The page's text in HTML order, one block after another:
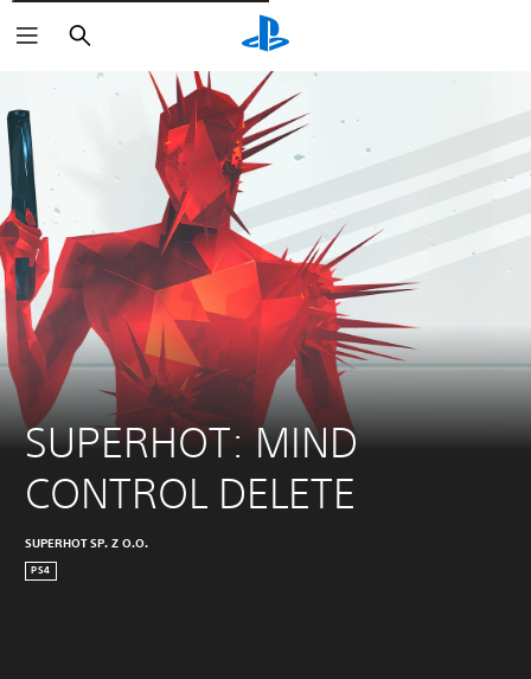
Søg
SUPERHOT: MIND
CONTROL DELETE
SUPERHOT SP. Z O.O.
PS4